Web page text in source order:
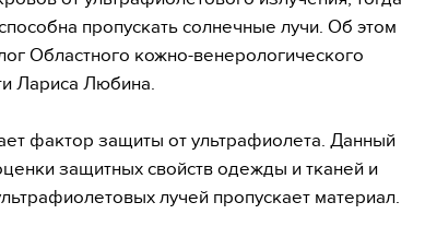
пропускать солнечные лучи. Об этом
Областного кожно-венерологического
Лариса Любина.
фактор защиты от ультрафиолета. Данный
защитных свойств одежды и тканей и
лучей пропускает материал.